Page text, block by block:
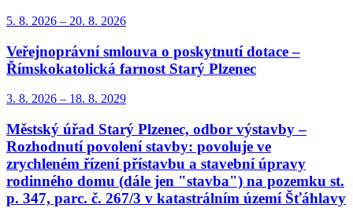
5. 8. 2026 – 20. 8. 2026
Veřejnoprávní smlouva o poskytnutí dotace –
Římskokatolická farnost Starý Plzenec
3. 8. 2026 – 18. 8. 2029
Městský úřad Starý Plzenec, odbor výstavby –
Rozhodnutí povolení stavby: povoluje ve
zrychleném řízení přístavbu a stavební úpravy
rodinného domu (dále jen "stavba") na pozemku st.
p. 347, parc. č. 267/3 v katastrálním území Šťáhlavy